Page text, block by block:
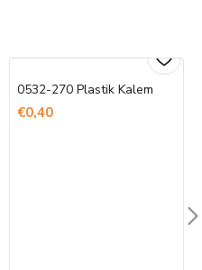
0532-270 Plastik Kalem
€0,40